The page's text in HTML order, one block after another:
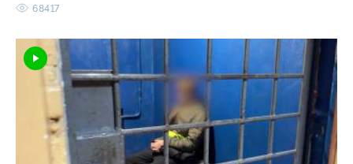
68417